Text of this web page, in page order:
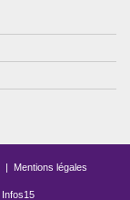
| Mentions légales
Infos15